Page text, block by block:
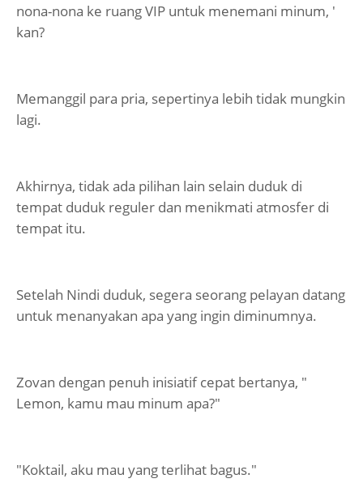
nona-nona ke ruang VIP untuk menemani minum, '
kan?
Memanggil para pria, sepertinya lebih tidak mungkin
lagi.
Akhirnya, tidak ada pilihan lain selain duduk di
tempat duduk reguler dan menikmati atmosfer di
tempat itu.
Setelah Nindi duduk, segera seorang pelayan datang
untuk menanyakan apa yang ingin diminumnya.
Zovan dengan penuh inisiatif cepat bertanya, "
Lemon, kamu mau minum apa?"
"Koktail, aku mau yang terlihat bagus."